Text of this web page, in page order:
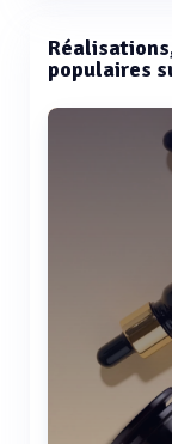
populaires